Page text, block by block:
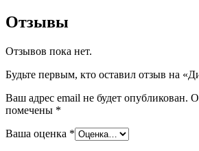
Отзывы
Отзывов пока нет.
Будьте первым, кто оставил отзыв на
Ваш адрес email не будет опубликован.
помечены *
Ваша оценка *